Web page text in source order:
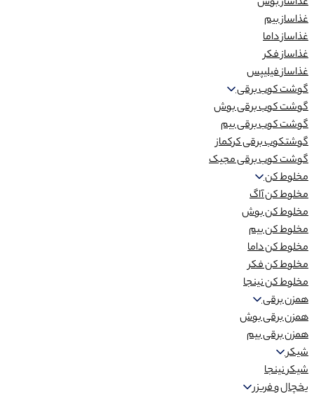
غذاساز بیم
غذاساز داما
غذاساز فکر
غذاساز فیلیپس
گوشت کوب برقی
گوشت کوب برقی بوش
گوشت کوب برقی بیم
گوشتکوب برقی کرکماز
گوشت کوب برقی مجیک
مخلوط کن
مخلوط کن آاگ
مخلوط کن بوش
مخلوط کن بیم
مخلوط کن داما
مخلوط کن فکر
مخلوط کن نینجا
همزن برقی
همزن برقی بوش
همزن برقی بیم
شیکر
شیکر نینجا
یخچال و فریزر